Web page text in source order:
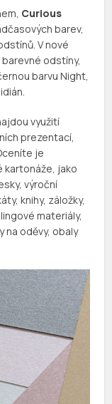
Curious
barev,
V nové
odstíny,
barvu Night,
využití
prezentací,
je
kartonáže, jako
výroční
knihy, záložky,
materiály,
na oděvy, obaly